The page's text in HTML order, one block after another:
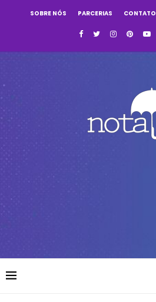
SOBRE NÓS PARCERIAS CONTATO